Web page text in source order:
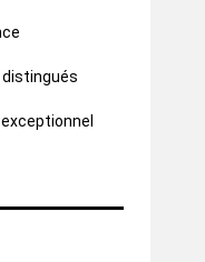
distingués